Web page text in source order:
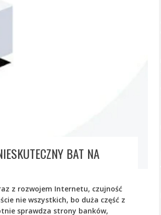
BAT NA
z rozwojem Internetu, czujność
nie wszystkich, bo duża część z
sprawdza strony banków,